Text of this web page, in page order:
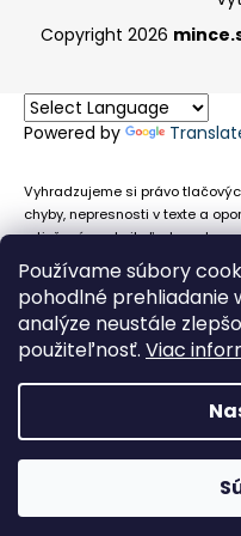
Používame súbory
pohodlné prehliadanie
analýze neustále
použiteľnosť. Viac
Copyright 2026
Powered by
Vyhradzujeme si právo
chyby, nepresnosti v texte a
a tiež právo akejkoľvek osobe
chybne uvedený text. Na
nepresnosti a typografické
informáciami zobrazenými na
povinnosť ani zodpovednosť v
informácie poskytované na